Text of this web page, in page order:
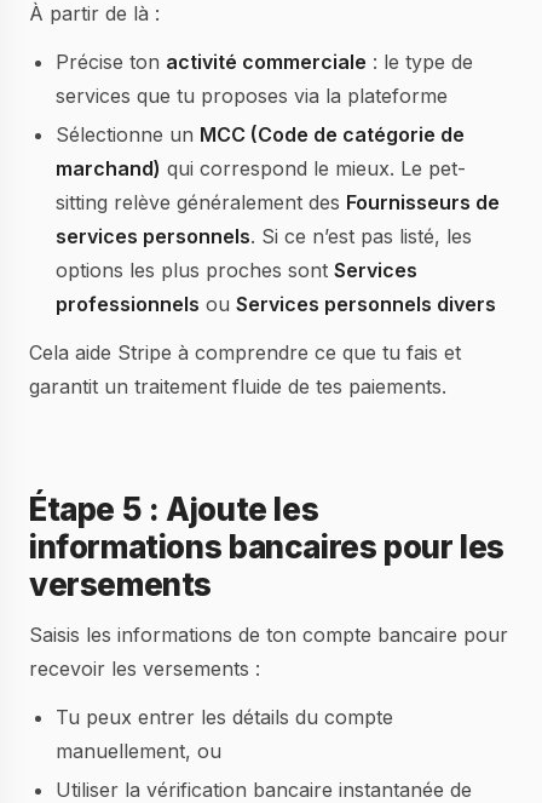
À partir de là :
Précise ton activité commerciale : le type de
services que tu proposes via la plateforme
Sélectionne un MCC (Code de catégorie de
marchand) qui correspond le mieux. Le pet-
sitting relève généralement des Fournisseurs de
services personnels. Si ce n’est pas listé, les
options les plus proches sont Services
professionnels ou Services personnels divers
Cela aide Stripe à comprendre ce que tu fais et
garantit un traitement fluide de tes paiements.
Étape 5 : Ajoute les
informations bancaires pour les
versements
Saisis les informations de ton compte bancaire pour
recevoir les versements :
Tu peux entrer les détails du compte
manuellement, ou
Utiliser la vérification bancaire instantanée de